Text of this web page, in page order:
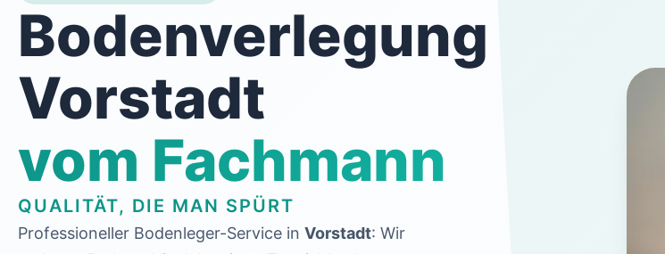
Bodenverlegung
Vorstadt
vom Fachmann
QUALITÄT, DIE MAN SPÜRT
Professioneller Bodenleger-Service in Vorstadt: Wir